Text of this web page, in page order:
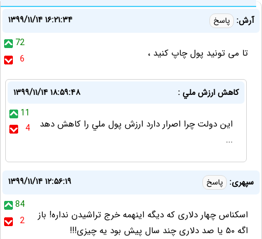
آرش: پاسخ
۱۳۹۹/۱۱/۱۴ ۱۶:۲۱:۳۴
72
6
تا می تونید پول چاپ کنید ،
كاهش ارزش ملي :
۱۳۹۹/۱۱/۱۴ ۱۸:۵۹:۴۸
11
4
اين دولت چرا اصرار دارد ارزش پول ملي را كاهش دهد
...
سپهری: پاسخ
۱۳۹۹/۱۱/۱۴ ۱۲:۵۶:۱۹
84
2
اسکناس چهار دلاری که دیگه اینهمه خرج تراشیدن نداره! باز
اگه ۵۰ یا صد دلاری چند سال پیش بود یه چیزی!!!